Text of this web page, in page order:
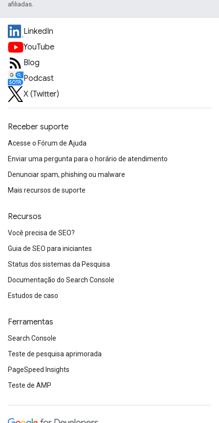
afiliadas.
LinkedIn
YouTube
Blog
Podcast
X (Twitter)
Receber suporte
Acesse o Fórum de Ajuda
Enviar uma pergunta para o horário de atendimento
Denunciar spam, phishing ou malware
Mais recursos de suporte
Recursos
Você precisa de SEO?
Guia de SEO para iniciantes
Status dos sistemas da Pesquisa
Documentação do Search Console
Estudos de caso
Ferramentas
Search Console
Teste de pesquisa aprimorada
PageSpeed Insights
Teste de AMP